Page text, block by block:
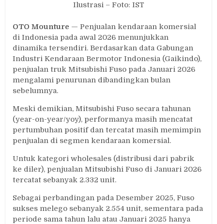
Ilustrasi – Foto: IST
OTO Mounture — Penjualan kendaraan komersial
di Indonesia pada awal 2026 menunjukkan
dinamika tersendiri. Berdasarkan data Gabungan
Industri Kendaraan Bermotor Indonesia (Gaikindo),
penjualan truk Mitsubishi Fuso pada Januari 2026
mengalami penurunan dibandingkan bulan
sebelumnya.
Meski demikian, Mitsubishi Fuso secara tahunan
(year-on-year/yoy), performanya masih mencatat
pertumbuhan positif dan tercatat masih memimpin
penjualan di segmen kendaraan komersial.
Untuk kategori wholesales (distribusi dari pabrik
ke diler), penjualan Mitsubishi Fuso di Januari 2026
tercatat sebanyak 2.332 unit.
Sebagai perbandingan pada Desember 2025, Fuso
sukses melego sebanyak 2.554 unit, sementara pada
periode sama tahun lalu atau Januari 2025 hanya